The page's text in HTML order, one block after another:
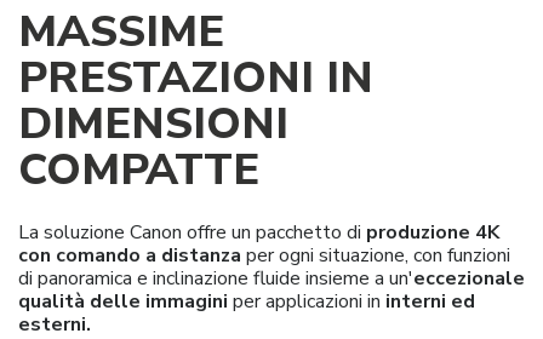
MASSIME
PRESTAZIONI IN
DIMENSIONI
COMPATTE
La soluzione Canon offre un pacchetto di produzione 4K
con comando a distanza per ogni situazione, con funzioni
di panoramica e inclinazione fluide insieme a un'eccezionale
qualità delle immagini per applicazioni in interni ed
esterni.